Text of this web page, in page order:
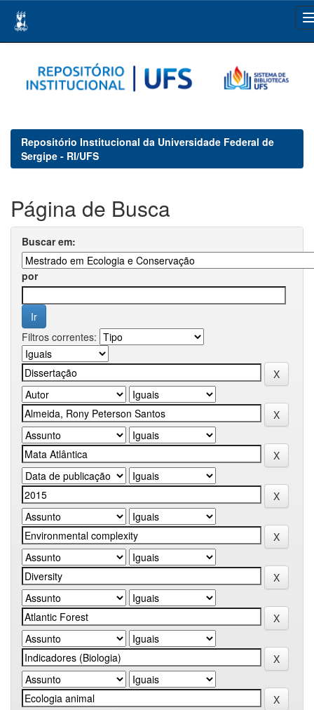
navigation
Repositório Institucional da Universidade Federal de
Sergipe - RI/UFS
Página de Busca
Buscar em:
por
Filtros correntes: